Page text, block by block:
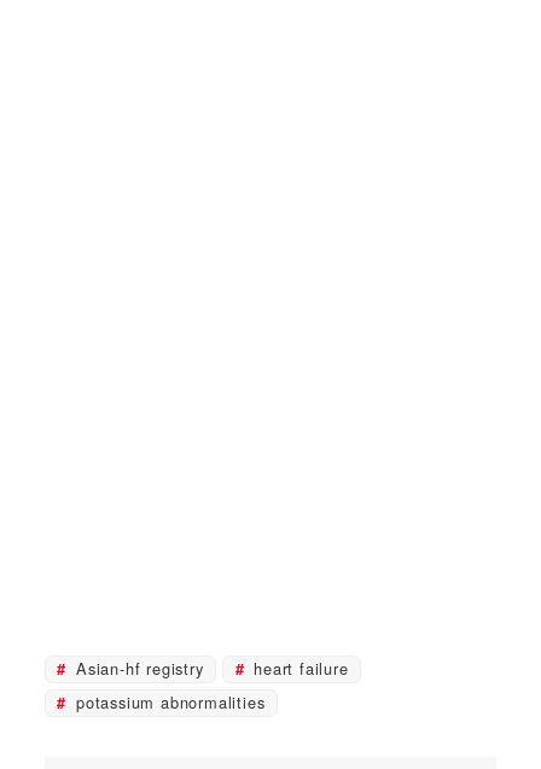
Asian-hf registry
heart failure
potassium abnormalities